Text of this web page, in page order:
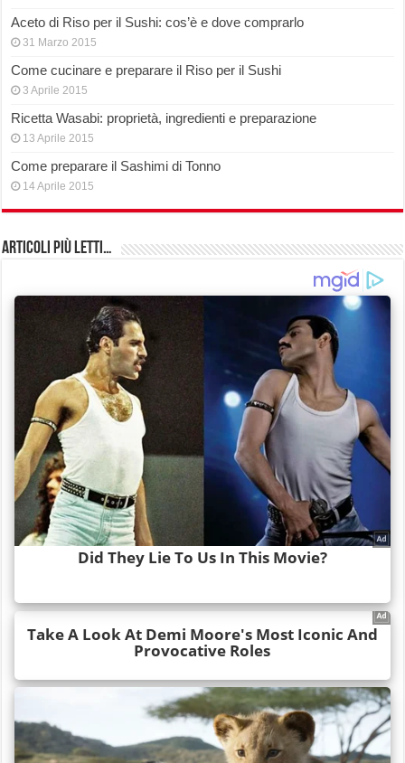
Aceto di Riso per il Sushi: cos’è e dove comprarlo
31 Marzo 2015
Come cucinare e preparare il Riso per il Sushi
3 Aprile 2015
Ricetta Wasabi: proprietà, ingredienti e preparazione
13 Aprile 2015
Come preparare il Sashimi di Tonno
14 Aprile 2015
Articoli più Letti…